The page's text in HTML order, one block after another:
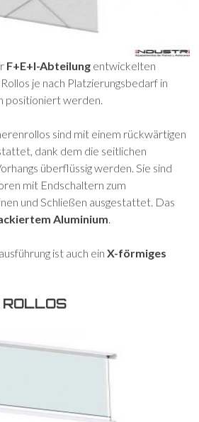
F+E+I-Abteilung entwickelten
je nach Platzierungsbedarf in
positioniert werden.
sind mit einem rückwärtigen
dank dem die seitlichen
überflüssig werden. Sie sind
mit Endschaltern zum
und Schließen ausgestattet. Das
Aluminium.
ist auch einX-förmiges